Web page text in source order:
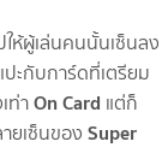
ห้ผู้เล่นคนนั้นเซ็นลง
ะกับการ์ดที่เตรียม
ท่าOn Card แต่ก็
ยเซ็นของ Super